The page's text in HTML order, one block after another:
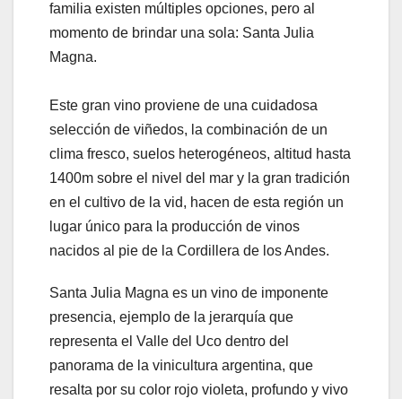
familia existen múltiples opciones, pero al
momento de brindar una sola: Santa Julia
Magna.
Este gran vino proviene de una cuidadosa
selección de viñedos, la combinación de un
clima fresco, suelos heterogéneos, altitud hasta
1400m sobre el nivel del mar y la gran tradición
en el cultivo de la vid, hacen de esta región un
lugar único para la producción de vinos
nacidos al pie de la Cordillera de los Andes.
Santa Julia Magna es un vino de imponente
presencia, ejemplo de la jerarquía que
representa el Valle del Uco dentro del
panorama de la vinicultura argentina, que
resalta por su color rojo violeta, profundo y vivo